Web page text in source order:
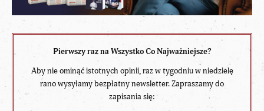
Pierwszy raz na Wszystko Co Najważniejsze?
Aby nie ominąć istotnych opinii, raz w tygodniu w niedzielę
rano wysyłamy bezpłatny newsletter. Zapraszamy do
zapisania się: